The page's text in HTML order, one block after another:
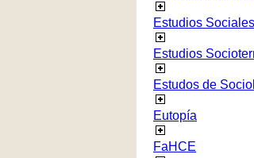
Estudios
Estudios
Estudos de
Eutopía
FaHCE